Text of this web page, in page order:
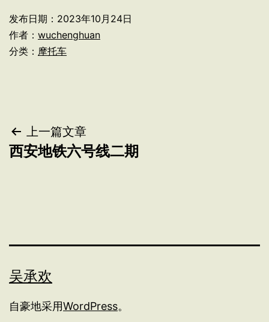
发布日期： 2023年10月24日
作者： wuchenghuan
分类： 摩托车
文
章
上一篇文章
西安地铁六号线二期
吴承欢
自豪地采用WordPress。